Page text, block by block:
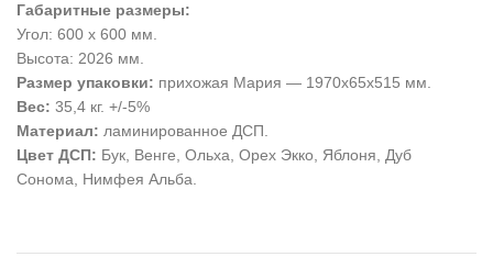
Габаритные размеры:
Угол: 600 х 600 мм.
Высота: 2026 мм.
Размер упаковки: прихожая Мария — 1970х65х515 мм.
Вес: 35,4 кг. +/-5%
Материал: ламинированное ДСП.
Цвет ДСП: Бук, Венге, Ольха, Орех Экко, Яблоня, Дуб
Сонома, Нимфея Альба.